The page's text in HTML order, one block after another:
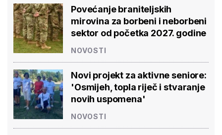
Povećanje braniteljskih
mirovina za borbeni i neborbeni
sektor od početka 2027. godine
NOVOSTI
Novi projekt za aktivne seniore:
'Osmijeh, topla riječ i stvaranje
novih uspomena'
NOVOSTI